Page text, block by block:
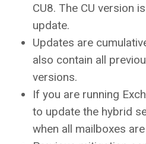
CU8. The CU version
update.
Updates are
also contain all
versions.
If you are running
to update the hybrid
when all mailboxes